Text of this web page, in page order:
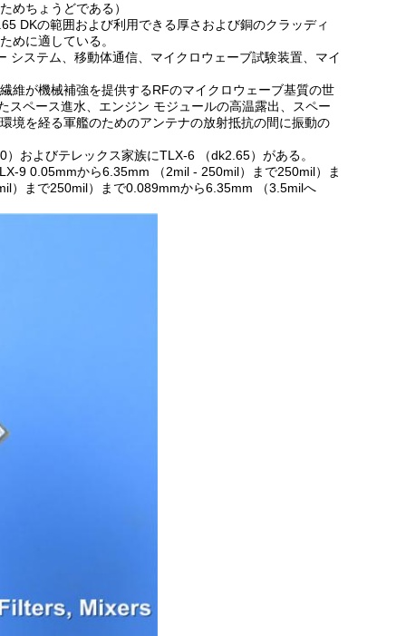
めちょうどである）
DKの範囲および利用できる厚さおよび銅のクラッディ
めに適している。
ステム、移動体通信、マイクロウェーブ試験装置、マイ
維が機械補強を提供するRFのマイクロウェーブ基質の世
ペース進水、エンジン モジュールの高温露出、スペー
境を経る軍艦のためのアンテナの放射抵抗の間に振動の
およびテレックス家族にTLX-6 （dk2.65）がある。
9 0.05mmから6.35mm （2mil - 250mil）まで250mil）ま
）まで250mil）まで0.089mmから6.35mm （3.5milへ